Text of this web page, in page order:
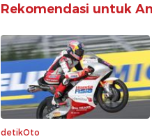
Rekomendasi untuk
detikOto